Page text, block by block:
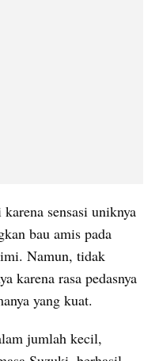
sensasi uniknya
Namun, tidak
karena rasa pedasnya
yang kuat.
jumlah kecil,